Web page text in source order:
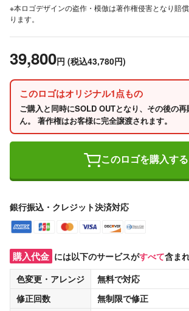
※本ロゴデザインの盗作・模倣は著作権侵害となり賠
ります。
39,800円 (税込43,780円)
このロゴはオリジナル1点もの
ご購入と同時にSOLD OUTとなり、その後の
ん。 著作権はお客様に完全譲渡されます。
このロゴを購入する
銀行振込・クレジット決済対応
購入代金 には以下のサービスがすべて含ま
色変更・アレンジ
無料で対応
修正回数
無制限で修正